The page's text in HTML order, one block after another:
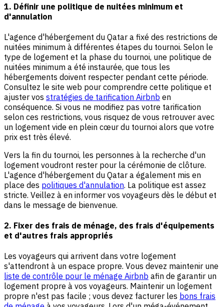
1. Définir une politique de nuitées minimum et
d'annulation
L'agence d'hébergement du Qatar a fixé des restrictions de
nuitées minimum à différentes étapes du tournoi. Selon le
type de logement et la phase du tournoi, une politique de
nuitées minimum a été instaurée, que tous les
hébergements doivent respecter pendant cette période.
Consultez le site web pour comprendre cette politique et
ajuster vos stratégies de tarification Airbnb en
conséquence. Si vous ne modifiez pas votre tarification
selon ces restrictions, vous risquez de vous retrouver avec
un logement vide en plein cœur du tournoi alors que votre
prix est très élevé.
Vers la fin du tournoi, les personnes à la recherche d'un
logement voudront rester pour la cérémonie de clôture.
L'agence d'hébergement du Qatar a également mis en
place des politiques d'annulation. La politique est assez
stricte. Veillez à en informer vos voyageurs dès le début et
dans le message de bienvenue.
2. Fixer des frais de ménage, des frais d'équipements
et d'autres frais appropriés
Les voyageurs qui arrivent dans votre logement
s'attendront à un espace propre. Vous devez maintenir une
liste de contrôle pour le ménage Airbnb afin de garantir un
logement propre à vos voyageurs. Maintenir un logement
propre n'est pas facile ; vous devez facturer les bons frais